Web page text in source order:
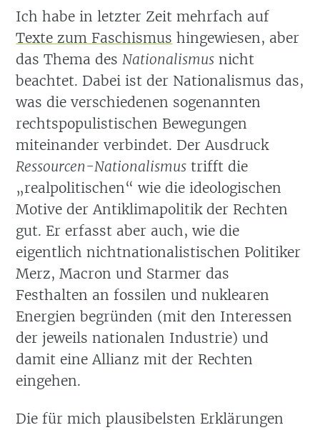
Ich habe in letzter Zeit mehrfach auf
Texte zum Faschismus hingewiesen, aber
das Thema desNationalismus nicht
beachtet. Dabei ist der Nationalismus das,
was die verschiedenen sogenannten
rechtspopulistischen Bewegungen
miteinander verbindet. Der Ausdruck
Ressourcen-Nationalismus trifft die
„realpolitischen“ wie die ideologischen
Motive der Antiklimapolitik der Rechten
gut. Er erfasst aber auch, wie die
eigentlich nichtnationalistischen Politiker
Merz, Macron und Starmer das
Festhalten an fossilen und nuklearen
Energien begründen (mit den Interessen
der jeweils nationalen Industrie) und
damit eine Allianz mit der Rechten
eingehen.
Die für mich plausibelsten Erklärungen